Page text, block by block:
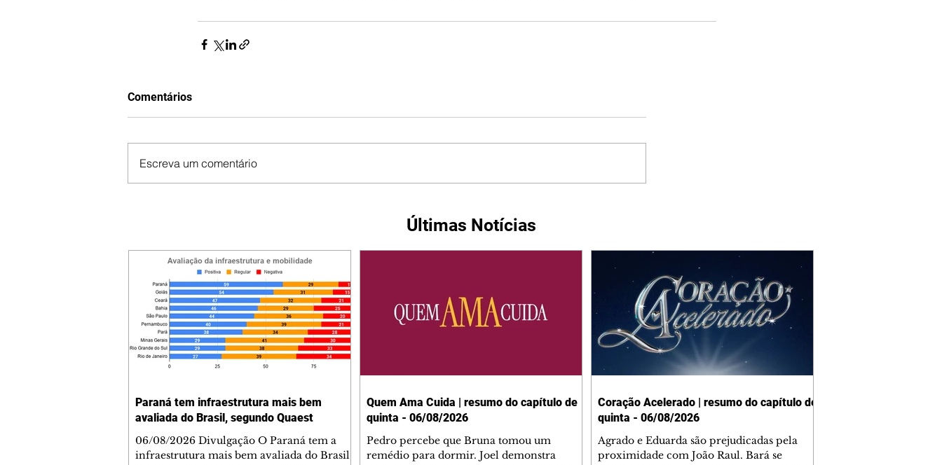
Comentários
Escreva um comentário
Últimas Notícias
Paraná tem infraestrutura mais bem
avaliada do Brasil, segundo Quaest
06/08/2026 Divulgação O Paraná tem a
infraestrutura mais bem avaliada do Brasil,
Quem Ama Cuida | resumo do capítulo de
quinta - 06/08/2026
Pedro percebe que Bruna tomou um
remédio para dormir. Joel demonstra
Coração Acelerado | resumo do capítulo de
quinta - 06/08/2026
Agrado e Eduarda são prejudicadas pela
proximidade com João Raul. Bará se